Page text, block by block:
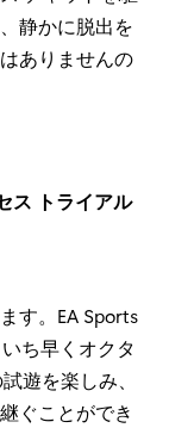
静かに脱出を
ありませんの
ス トライアル
す。EA Sports
ち早くオクタ
遊を楽しみ、
ぐことができ